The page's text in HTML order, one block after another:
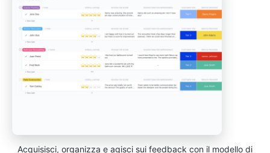
Acquisisci, organizza e agisci sui feedback con il modello di